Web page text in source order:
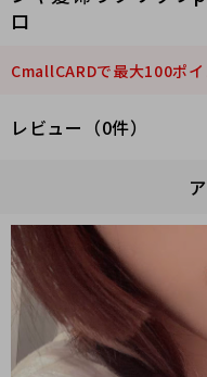
ロ
CmallCARDで最大100ポ
レビュー（0件）